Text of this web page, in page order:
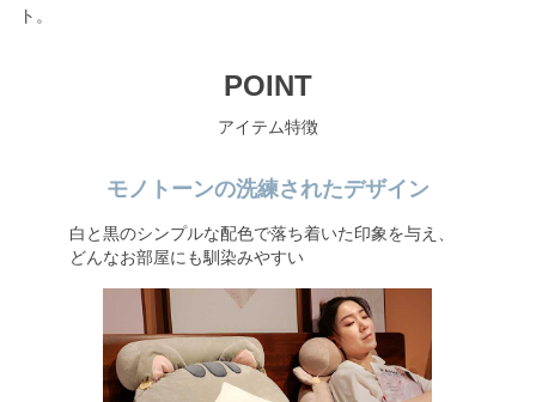
ト。
POINT
アイテム特徴
モノトーンの洗練されたデザイン
白と黒のシンプルな配色で落ち着いた印象を与え、
どんなお部屋にも馴染みやすい